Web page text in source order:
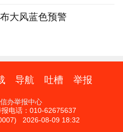
大风蓝色预警
导航 吐槽 举报
办举报中心
电话：010-62675637
2026-08-09 18:32